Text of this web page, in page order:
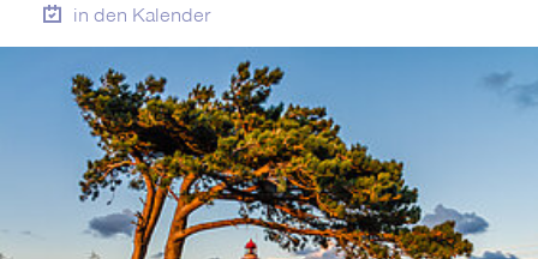
in den Kalender